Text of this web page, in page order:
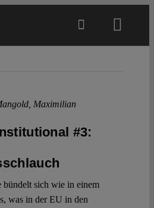
About
Projects
Maximilian
#3:
bündelt sich wie in einem
was in der EU in den